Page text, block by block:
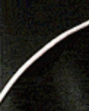
10 Agosto